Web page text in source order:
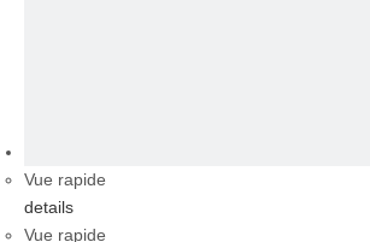
Vue rapide
details
Vue rapide